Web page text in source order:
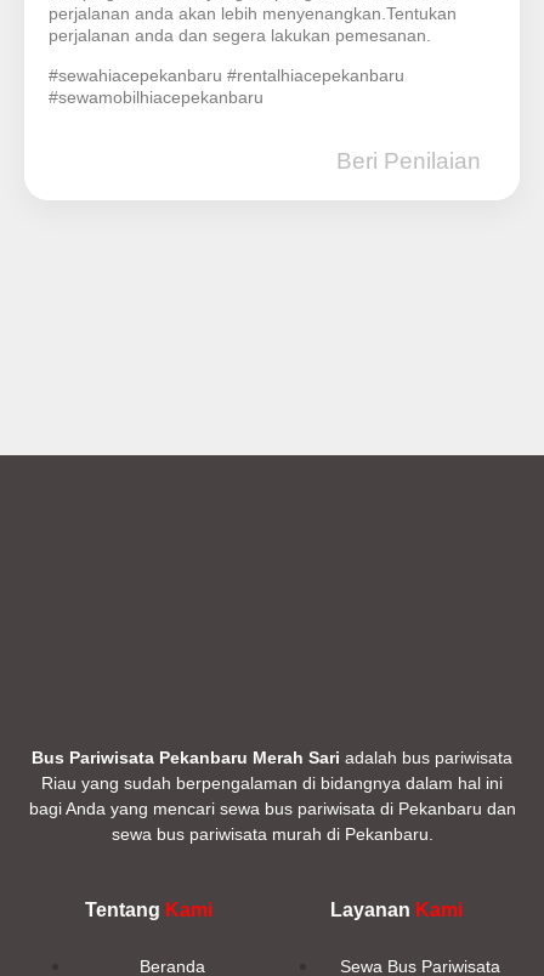
perjalanan anda akan lebih menyenangkan.Tentukan
perjalanan anda dan segera lakukan pemesanan.
#sewahiacepekanbaru #rentalhiacepekanbaru
#sewamobilhiacepekanbaru
Beri Penilaian
Bus Pariwisata Pekanbaru Merah Sari adalah bus pariwisata
Riau yang sudah berpengalaman di bidangnya dalam hal ini
bagi Anda yang mencari sewa bus pariwisata di Pekanbaru dan
sewa bus pariwisata murah di Pekanbaru.
Tentang Kami
Beranda
Layanan Kami
Sewa Bus Pariwisata